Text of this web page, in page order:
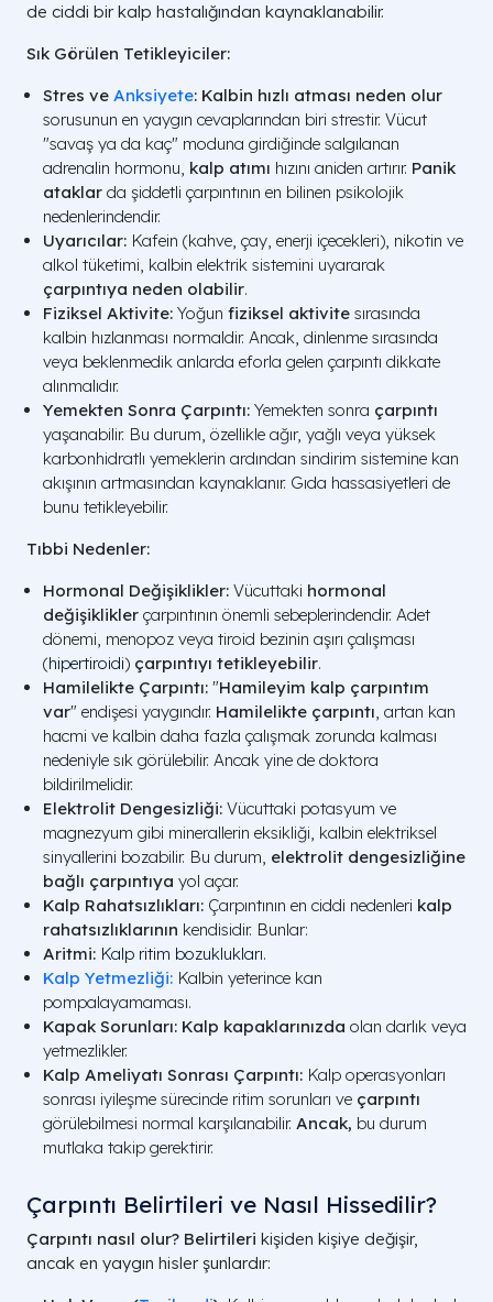
de ciddi bir kalp hastalığından kaynaklanabilir.
Sık Görülen Tetikleyiciler:
Stres ve Anksiyete: Kalbin hızlı atması neden olur
sorusunun en yaygın cevaplarından biri strestir. Vücut
"savaş ya da kaç" moduna girdiğinde salgılanan
adrenalin hormonu, kalp atımı hızını aniden artırır. Panik
ataklar da şiddetli çarpıntının en bilinen psikolojik
nedenlerindendir.
Uyarıcılar: Kafein (kahve, çay, enerji içecekleri), nikotin ve
alkol tüketimi, kalbin elektrik sistemini uyararak
çarpıntıya neden olabilir.
Fiziksel Aktivite: Yoğun fiziksel aktivite sırasında
kalbin hızlanması normaldir. Ancak, dinlenme sırasında
veya beklenmedik anlarda eforla gelen çarpıntı dikkate
alınmalıdır.
Yemekten Sonra Çarpıntı: Yemekten sonra çarpıntı
yaşanabilir. Bu durum, özellikle ağır, yağlı veya yüksek
karbonhidratlı yemeklerin ardından sindirim sistemine kan
akışının artmasından kaynaklanır. Gıda hassasiyetleri de
bunu tetikleyebilir.
Tıbbi Nedenler:
Hormonal Değişiklikler: Vücuttaki hormonal
değişiklikler çarpıntının önemli sebeplerindendir. Adet
dönemi, menopoz veya tiroid bezinin aşırı çalışması
(hipertiroidi) çarpıntıyı tetikleyebilir.
Hamilelikte Çarpıntı: "Hamileyim kalp çarpıntım
var" endişesi yaygındır. Hamilelikte çarpıntı, artan kan
hacmi ve kalbin daha fazla çalışmak zorunda kalması
nedeniyle sık görülebilir. Ancak yine de doktora
bildirilmelidir.
Elektrolit Dengesizliği: Vücuttaki potasyum ve
magnezyum gibi minerallerin eksikliği, kalbin elektriksel
sinyallerini bozabilir. Bu durum, elektrolit dengesizliğine
bağlı çarpıntıya yol açar.
Kalp Rahatsızlıkları: Çarpıntının en ciddi nedenleri kalp
rahatsızlıklarının kendisidir. Bunlar:
Aritmi: Kalp ritim bozuklukları.
Kalp Yetmezliği: Kalbin yeterince kan
pompalayamaması.
Kapak Sorunları: Kalp kapaklarınızda olan darlık veya
yetmezlikler.
Kalp Ameliyatı Sonrası Çarpıntı: Kalp operasyonları
sonrası iyileşme sürecinde ritim sorunları ve çarpıntı
görülebilmesi normal karşılanabilir. Ancak, bu durum
mutlaka takip gerektirir.
Çarpıntı Belirtileri ve Nasıl Hissedilir?
Çarpıntı nasıl olur? Belirtileri kişiden kişiye değişir,
ancak en yaygın hisler şunlardır: